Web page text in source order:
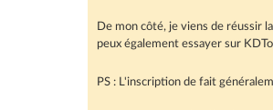
De mon côté, je viens de réussir
peux également essayer sur
PS : L'inscription de fait